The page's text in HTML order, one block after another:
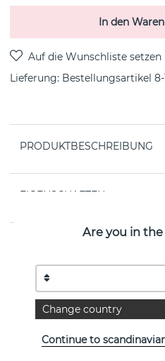
In den
Lieferung: Bestellungsartikel
PRODUKTBESCHREIBUNG
EIGENSCHAFTEN
Weitere
Are you in
Change country
Continue to